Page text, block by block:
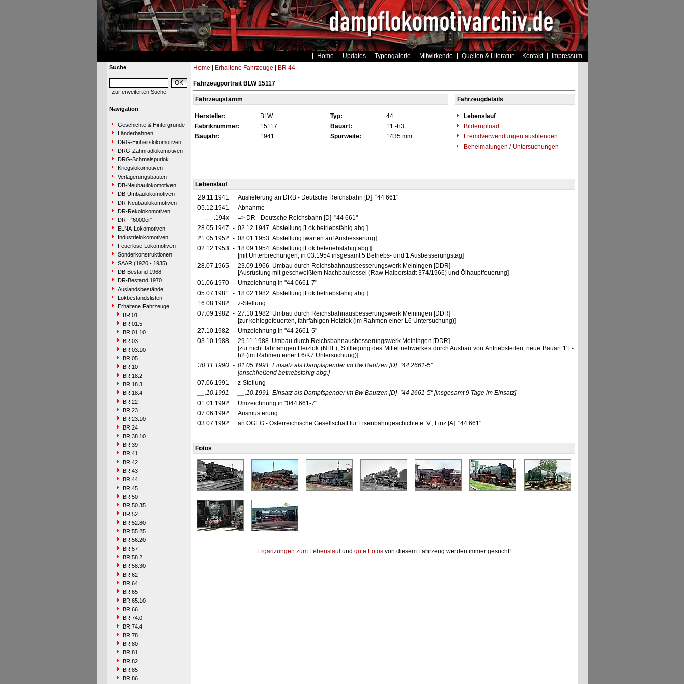
Home Updates Typengalerie Mitwirkende Quellen & Literatur Kontakt Impressum
Suche
zur erweiterten Suche
Navigation
Geschichte & Hintergründe
Länderbahnen
DRG-Einheitslokomotiven
DRG-Zahnradlokomotiven
DRG-Schmalspurlok.
Kriegslokomotiven
Verlagerungsbauten
DB-Neubaulokomotiven
DB-Umbaulokomotiven
DR-Neubaulokomotiven
DR-Rekolokomotiven
DR - "6000er"
ELNA-Lokomotiven
Industrielokomotiven
Feuerlose Lokomotiven
Sonderkonstruktionen
SAAR (1920 - 1935)
DB-Bestand 1968
DR-Bestand 1970
Auslandsbestände
Lokbestandslisten
Erhaltene Fahrzeuge
BR 01
BR 01.5
BR 01.10
BR 03
BR 03.10
BR 05
BR 10
BR 18.2
BR 18.3
BR 18.4
BR 22
BR 23
BR 23.10
BR 24
BR 38.10
BR 39
BR 41
BR 42
BR 43
BR 44
BR 45
BR 50
BR 50.35
BR 52
BR 52.80
BR 55.25
BR 56.20
BR 57
BR 58.2
BR 58.30
BR 62
BR 64
BR 65
BR 65.10
BR 66
BR 74.0
BR 74.4
BR 78
BR 80
BR 81
BR 82
BR 85
BR 86
Home Erhaltene Fahrzeuge BR 44
Fahrzeugportrait BLW 15117
Fahrzeugstamm Fahrzeugdetails
Hersteller: BLW Typ: 44
Lebenslauf
Fabriknummer:
15117 Bauart: 1'E-h3
Bilderupload
Baujahr:
1941 Spurweite: 1435 mm
Fremdverwendungen ausblenden
Beheimatungen / Untersuchungen
Lebenslauf
29.11.1941
Auslieferung an DRB - Deutsche Reichsbahn [D] "44 661"
05.12.1941
Abnahme
__.__.194x
=> DR - Deutsche Reichsbahn [D] "44 661"
28.05.1947 - 02.12.1947 Abstellung [Lok betriebsfähig abg.]
21.05.1952 - 08.01.1953 Abstellung [warten auf Ausbesserung]
02.12.1953 - 18.09.1954 Abstellung [Lok beteriebsfähig abg.]
[mit Unterbrechungen, in 03.1954 insgesamt 5 Betriebs- und 1 Ausbesserungstag]
28.07.1965 - 23.09.1966 Umbau durch Reichsbahnausbesserungswerk Meiningen [DDR]
[Ausrüstung mit geschweißtem Nachbaukessel (Raw Halberstadt 374/1966) und Ölhauptfeuerung]
01.06.1970
Umzeichnung in "44 0661-7"
05.07.1981 - 18.02.1982 Abstellung [Lok betriebsfähig abg.]
16.08.1982
z-Stellung
07.09.1982 - 27.10.1982 Umbau durch Reichsbahnausbesserungswerk Meiningen [DDR]
[zur kohlegefeuerten, fahrfähigen Heizlok (im Rahmen einer L6 Untersuchung)]
27.10.1982
Umzeichnung in "44 2661-5"
03.10.1988 - 29.11.1988 Umbau durch Reichsbahnausbesserungswerk Meiningen [DDR]
[zur nicht fahrfähigen Heizlok (NHL), Stilllegung des Mitteltriebwerkes durch Ausbau von Antriebsteilen, neue Bauart 1'E-
h2 (im Rahmen einer L6/K7 Untersuchung)]
30.11.1990 - 01.05.1991 Einsatz als Dampfspender im Bw Bautzen [D] "44 2661-5"
[anschließend betriebsfähig abg.]
07.06.1991
z-Stellung
__.10.1991 - __.10.1991 Einsatz als Dampfspender im Bw Bautzen [D] "44 2661-5" [insgesamt 9 Tage im Einsatz]
01.01.1992
Umzeichnung in "044 661-7"
07.06.1992
Ausmusterung
03.07.1992
an ÖGEG - Österreichische Gesellschaft für Eisenbahngeschichte e. V., Linz [A] "44 661"
Fotos
Ergänzungen zum Lebenslaufund gute Fotos von diesem Fahrzeug werden immer gesucht!